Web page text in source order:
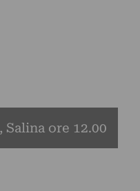
ore 12.00